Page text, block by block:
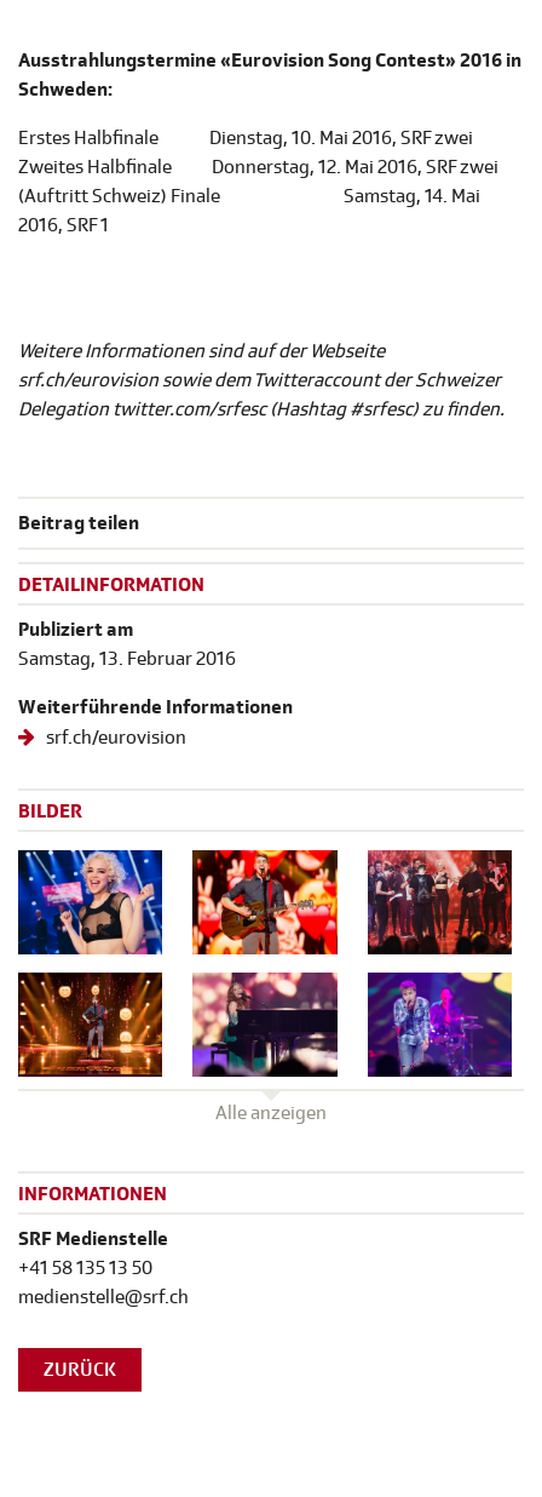
Ausstrahlungstermine «Eurovision Song Contest» 2016 in
Schweden:
Erstes Halbfinale Dienstag, 10. Mai 2016, SRF zwei
Zweites Halbfinale Donnerstag, 12. Mai 2016, SRF zwei
(Auftritt Schweiz) Finale Samstag, 14. Mai
2016, SRF 1
Weitere Informationen sind auf der Webseite
srf.ch/eurovision sowie dem Twitteraccount der Schweizer
Delegation twitter.com/srfesc (Hashtag #srfesc) zu finden.
Beitrag teilen
DETAILINFORMATION
Publiziert am
Samstag, 13. Februar 2016
Weiterführende Informationen
srf.ch/eurovision
BILDER
Alle anzeigen
INFORMATIONEN
SRF Medienstelle
+41 58 135 13 50
medienstelle@srf.ch
ZURÜCK